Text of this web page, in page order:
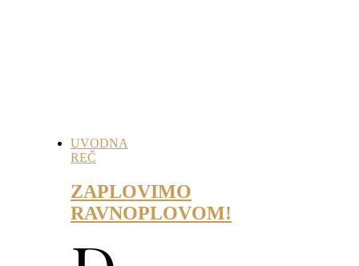
UVODNA
REČ
ZAPLOVIMO
RAVNOPLOVOM!